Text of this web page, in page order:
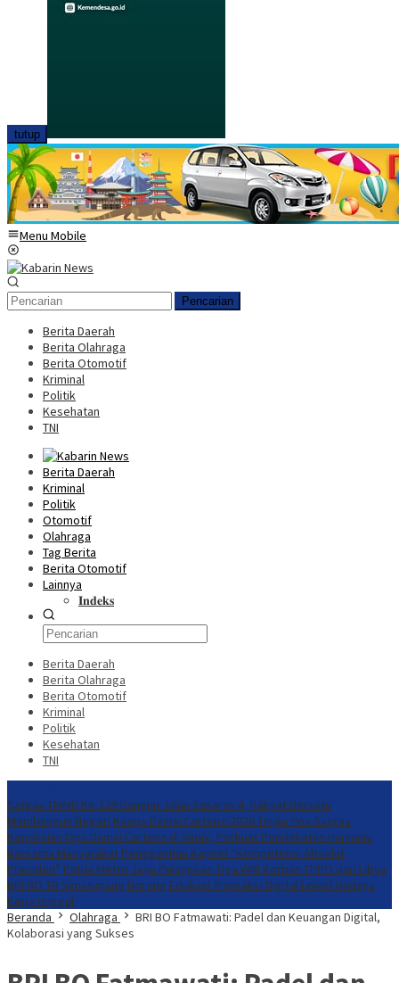
tutup
Menu Mobile
Pencarian
Berita Daerah
Berita Olahraga
Berita Otomotif
Kriminal
Politik
Kesehatan
TNI
Berita Daerah
Kriminal
Politik
Otomotif
Olahraga
Tag Berita
Berita Otomotif
Lainnya
𝐈𝐧𝐝𝐞𝐤𝐬
Berita Daerah
Berita Olahraga
Berita Otomotif
Kriminal
Politik
Kesehatan
TNI
Satgas TMMD Ke-129 Bangun Jalan Sasaran 4, Rakyat Bersatu
Membangun Negeri Kaops Damai Cartenz-2026 Tinjau Pos Satgas
Kepolisian Ops Damai Cartenz di Sinak, Perkuat Pendekatan Humanis
Bersama Masyarakat Penggantian Kapolri “Kompetensi Absolut
Presiden” Polda Metro Jaya Pulangkan Tiga WNI Korban TPPO dari Libya
BRI BO TB Simatupang Dorong Edukasi Transaksi Digital Lewat Budaya
Kerja Unggul
Beranda
Olahraga
BRI BO Fatmawati: Padel dan Keuangan Digital,
Kolaborasi yang Sukses